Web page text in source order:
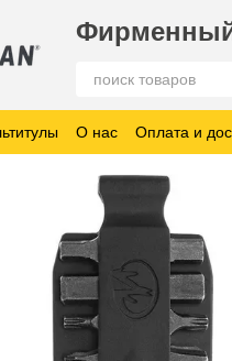
Фирменный
О нас Оплата и